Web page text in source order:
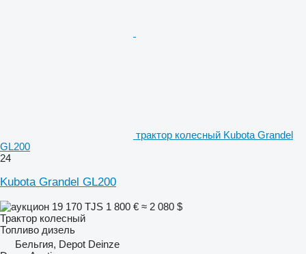
трактор колесный Kubota Grandel
GL200
24
Kubota Grandel GL200
19 170 TJS 1 800 € ≈ 2 080 $
Трактор колесный
Топливо дизель
Бельгия, Depot Deinze